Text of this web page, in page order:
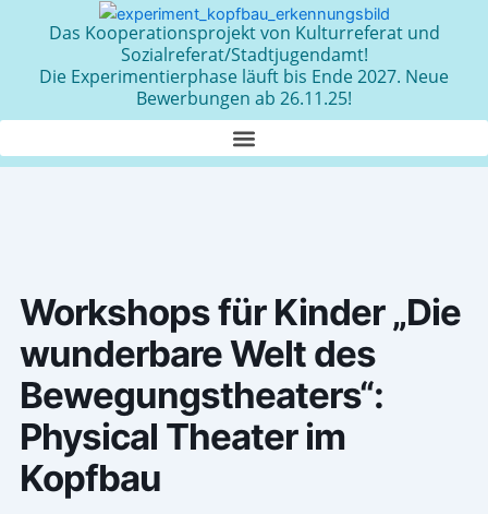
Das Kooperationsprojekt von Kulturreferat und
Sozialreferat/Stadtjugendamt!
Die Experimentierphase läuft bis Ende 2027. Neue
Bewerbungen ab 26.11.25!
Workshops für Kinder „Die
wunderbare Welt des
Bewegungstheaters“:
Physical Theater im
Kopfbau